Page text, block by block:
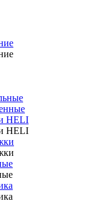
HELI
HELI